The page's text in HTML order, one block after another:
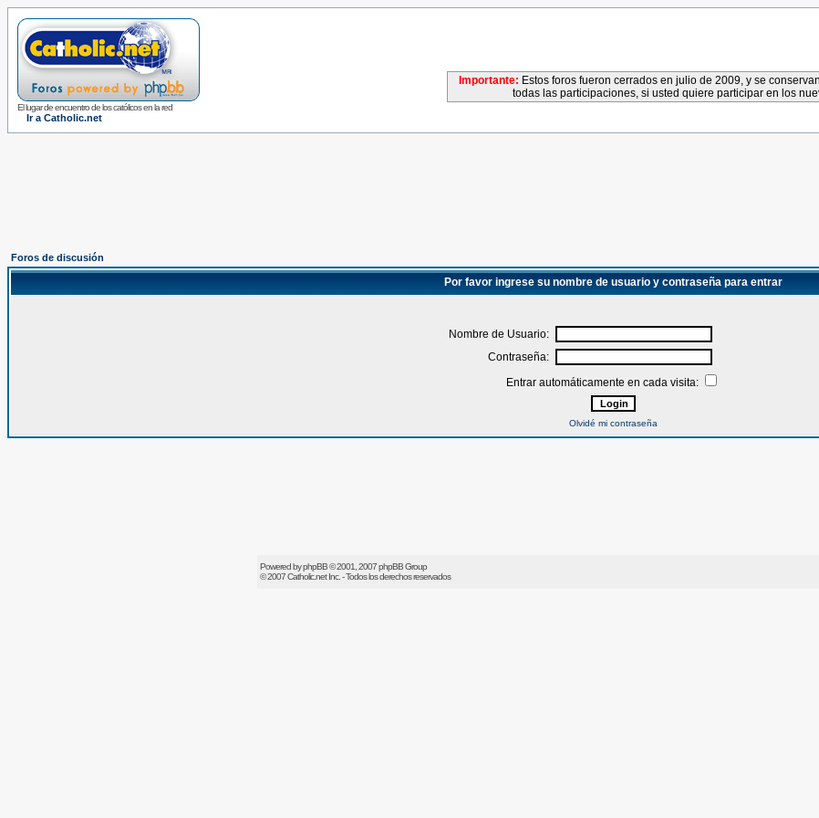
El lugar de encuentro de los católicos en la red
Ir a Catholic.net
Importante: Estos foros fueron cerrados en julio de 2009, y se
todas las participaciones, si usted quiere participar en los
Foros de discusión
Por favor ingrese su nombre de usuario y contraseña para entrar
Nombre de Usuario:
Contraseña:
Entrar automáticamente en cada visita:
Olvidé mi contraseña
Powered byphpBB© 2001, 2007 phpBB Group
© 2007Catholic.netInc. - Todos los derechos reservados